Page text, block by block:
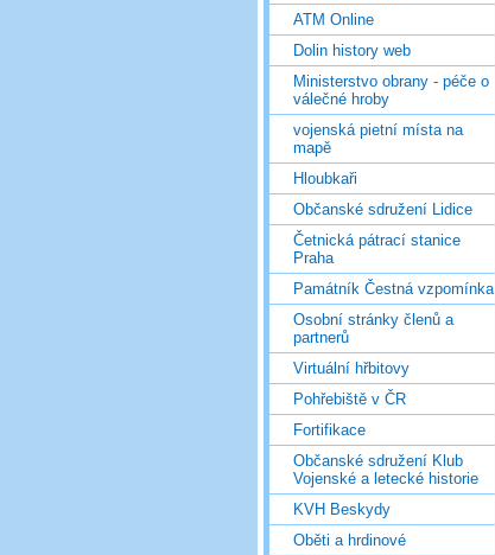
ATM Online
Dolin history web
Ministerstvo obrany - péče o
válečné hroby
vojenská pietní místa na
mapě
Hloubkaři
Občanské sdružení Lidice
Četnická pátrací stanice
Praha
Památník Čestná vzpomínka
Osobní stránky členů a
partnerů
Virtuální hřbitovy
Pohřebiště v ČR
Fortifikace
Občanské sdružení Klub
Vojenské a letecké historie
KVH Beskydy
Oběti a hrdinové